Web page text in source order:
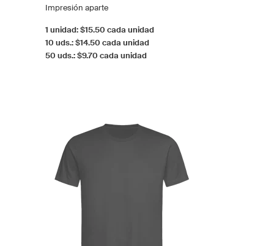
Impresión aparte
1 unidad: $15.50 cada unidad
10 uds.: $14.50 cada unidad
50 uds.: $9.70 cada unidad